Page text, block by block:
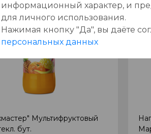
Мультифруктовый
бут.
информационный характер, и
для личного использования.
Нажимая кнопку "Да", вы даёте
персональных данных